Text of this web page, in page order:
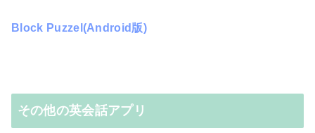
Block Puzzel(Android版)
その他の英会話アプリ